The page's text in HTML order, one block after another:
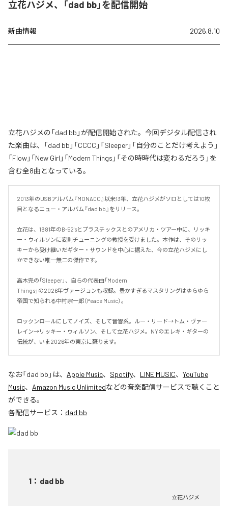
立花ハジメ、「dad bb」を配信開始
新曲情報 2026.8.10
立花ハジメの「dad bb」が配信開始された。今回デジタル配信され
た楽曲は、「dad bb」「CCCC」「Sleeper」「自分のことだけ考えよう」
「Flow」「New Girl」「Modern Things」「その時時代は変わるだろう」を
含む全8曲となっている。
2013年のUSBアルバム『MONACO』以来13年、立花ハジメがソロとしては10枚
目となるニュー・アルバム『dad bb』をリリース。
立花は、1981年のB-52'sとプラスチックスとのアメリカ・ツアー中に、リッキ
ー・ウィルソンに変則チューニングの教授を受けました。本作は、そのリッ
キーから受け継いだギター・サウンドを中心に据えた、今の立花ハジメにし
かできない唯一無二の傑作です。
高木完の「Sleeper」、自らの代表曲「Modern
Things」の2026年ヴァージョンも収録。豊かすぎるマスタリングはゆらゆら
帝国で知られる中村宗一郎（Peace Music）。
ロックンロールにしてノイズ、そして音響系。ルー・リード→トム・ヴァー
レイン→リッキー・ウィルソン、そして立花ハジメ。NYのエレキ・ギターの
伝統が、いま2026年の東京に蘇ります。
なお「dad bb 」は、 Apple Music、 Spotify、 LINE MUSIC、 YouTube
Music、 Amazon Music Unlimitedなどの音楽配信サービスで聴くこと
ができる。
各配信サービス： dad bb
1 ： dad bb
立花ハジメ